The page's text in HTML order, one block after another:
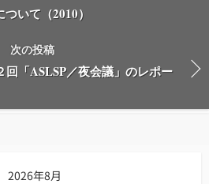
いて（2010）
次の投稿
回「ASLSP／夜会議」のレポー
2026年8月